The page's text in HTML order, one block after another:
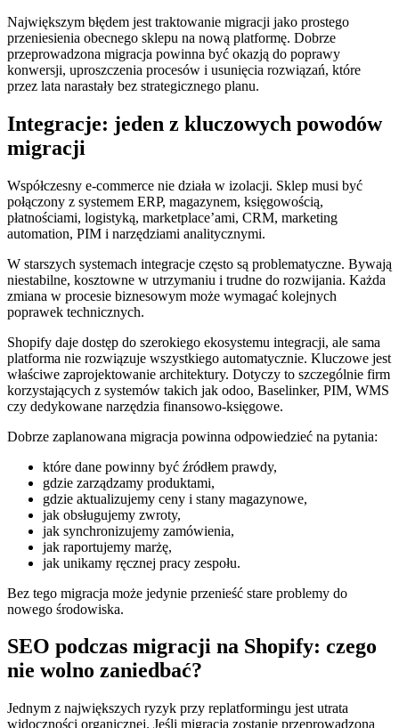
Największym błędem jest traktowanie migracji jako prostego
przeniesienia obecnego sklepu na nową platformę. Dobrze
przeprowadzona migracja powinna być okazją do poprawy
konwersji, uproszczenia procesów i usunięcia rozwiązań, które
przez lata narastały bez strategicznego planu.
Integracje: jeden z kluczowych powodów
migracji
Współczesny e-commerce nie działa w izolacji. Sklep musi być
połączony z systemem ERP, magazynem, księgowością,
płatnościami, logistyką, marketplace’ami, CRM, marketing
automation, PIM i narzędziami analitycznymi.
W starszych systemach integracje często są problematyczne. Bywają
niestabilne, kosztowne w utrzymaniu i trudne do rozwijania. Każda
zmiana w procesie biznesowym może wymagać kolejnych
poprawek technicznych.
Shopify daje dostęp do szerokiego ekosystemu integracji, ale sama
platforma nie rozwiązuje wszystkiego automatycznie. Kluczowe jest
właściwe zaprojektowanie architektury. Dotyczy to szczególnie firm
korzystających z systemów takich jak odoo, Baselinker, PIM, WMS
czy dedykowane narzędzia finansowo-księgowe.
Dobrze zaplanowana migracja powinna odpowiedzieć na pytania:
które dane powinny być źródłem prawdy,
gdzie zarządzamy produktami,
gdzie aktualizujemy ceny i stany magazynowe,
jak obsługujemy zwroty,
jak synchronizujemy zamówienia,
jak raportujemy marżę,
jak unikamy ręcznej pracy zespołu.
Bez tego migracja może jedynie przenieść stare problemy do
nowego środowiska.
SEO podczas migracji na Shopify: czego
nie wolno zaniedbać?
Jednym z największych ryzyk przy replatformingu jest utrata
widoczności organicznej. Jeśli migracja zostanie przeprowadzona